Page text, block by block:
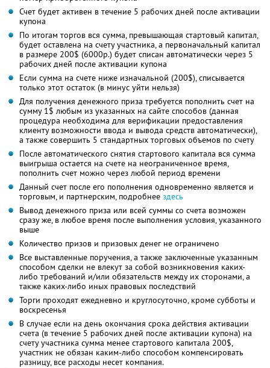
Счет будет активен в течение 5 рабочих дней после активации
купона
По итогам торгов вся сумма, превышающая стартовый капитал,
будет оставлена на счету участника, а первоначальный капитал
в размере 200$ (6000р.) будет списан автоматически через 5
рабочих дней после активации купона
Если сумма на счете ниже изначальной (200$), списывается
только этот остаток (в минус уйти нельзя)
Для получения денежного приза требуется пополнить счет на
сумму 1$ любым из указанных на сайте способов (данная
процедура необходима для верификации предоставления
клиенту возможности ввода и вывода средств автоматически),
а также совершить 5 стандартных торговых объемов по счету
После автоматического снятия стартового капитала вся сумма
выигрыша остается на счете на неограниченное время,
пополнить счет можно через любой период времени
Данный счет после его пополнения одновременно является и
торговым, и партнерским, подробнее здесь
Вывод денежного приза или всей суммы со счета возможен
сразу же, в любое время после выполнения условия, указанного
выше
Количество призов и призовых денег не ограничено
Все выставленные поручения, а также заключенные указанным
способом сделки не влекут за собой возникновения каких-
либо требований и/или обязательств между их сторонами, а
также каких-либо иных правовых последствий
Торги проходят ежедневно и круглосуточно, кроме субботы и
воскресенья
В случае если на день окончания срока действия активации
счета (в течение 5 рабочих дней после активации купона) на
счету участника сумма менее стартового капитала 200$,
участник не обязан каким-либо способом компенсировать
разницу, все расходы несет компания.